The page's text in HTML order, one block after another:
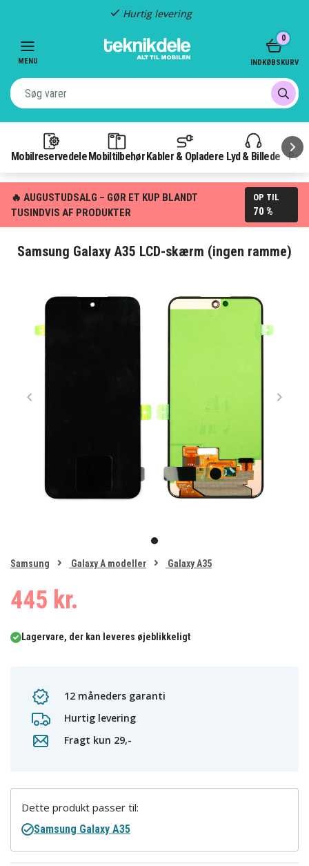
Hurtig levering
MENU
Mobilreservedele Mobiltilbehør Kabler & Opladere Lyd & Billede
0
INDKØBSKURV
🔥 AUGUSTUDSALG – GØR ET KUP BLANDT
TUSINDVIS AF PRODUKTER
OP TIL
70 %
Samsung Galaxy A35 LCD-skærm (ingen ramme)
item
0
of
Samsung Galaxy A modeller Galaxy A35
445 kr.
Lagervare, der kan leveres øjeblikkeligt
12 måneders garanti
Hurtig levering
Fragt kun 29,-
Dette produkt passer til:
Samsung Galaxy A35